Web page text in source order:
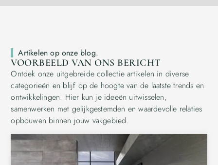
Artikelen op onze blog.
VOORBEELD VAN ONS BERICHT
Ontdek onze uitgebreide collectie artikelen in diverse
categorieën en blijf op de hoogte van de laatste trends en
ontwikkelingen. Hier kun je ideeën uitwisselen,
samenwerken met gelijkgestemden en waardevolle relaties
opbouwen binnen jouw vakgebied.